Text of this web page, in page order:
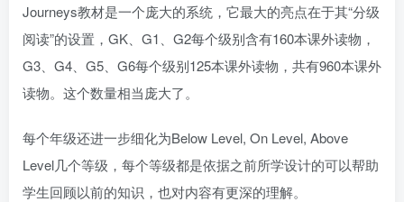
Journeys教材是一个庞大的系统，它最大的亮点在于其“分级
阅读”的设置，GK、G1、G2每个级别含有160本课外读物，
G3、G4、G5、G6每个级别125本课外读物，共有960本课外
读物。这个数量相当庞大了。
每个年级还进一步细化为Below Level, On Level, Above
Level几个等级，每个等级都是依据之前所学设计的可以帮助
学生回顾以前的知识，也对内容有更深的理解。